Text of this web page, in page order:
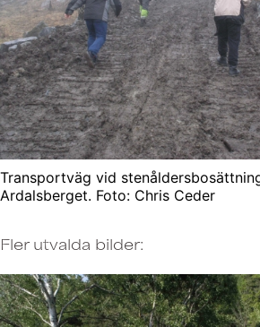
Transportväg vid
Ardalsberget. Foto: Chris Ceder
Fler utvalda bilder: